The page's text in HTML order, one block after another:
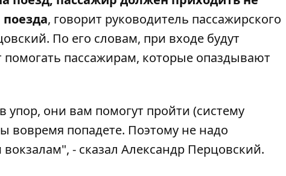
, говорит руководитель пассажирского
По его словам, при входе будут
помогать пассажирам, которые опаздывают
упор, они вам помогут пройти (систему
вовремя попадете. Поэтому не надо
- сказал Александр Перцовский.